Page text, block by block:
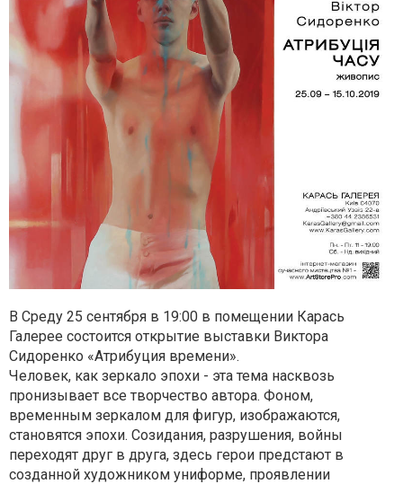
В Среду 25 сентября в 19:00 в помещении Карась
Галерее состоится открытие выставки Виктора
Сидоренко «Атрибуция времени».
Человек, как зеркало эпохи - эта тема насквозь
пронизывает все творчество автора. Фоном,
временным зеркалом для фигур, изображаются,
становятся эпохи. Созидания, разрушения, войны
переходят друг в друга, здесь герои предстают в
созданной художником униформе, проявлении